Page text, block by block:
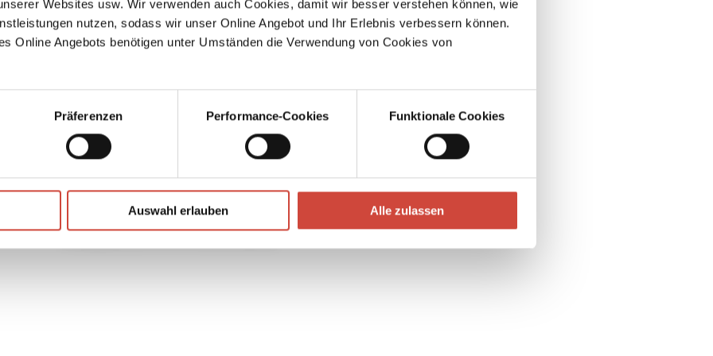
Websites usw. Wir verwenden auch Cookies, damit wir besser verstehen können, wie
nutzen, sodass wir unser Online Angebot und Ihr Erlebnis verbessern können.
Online Angebots benötigen unter Umständen die Verwendung von Cookies von
Präferenzen Performance-Cookies Funktionale Cookies
Auswahl erlauben Alle zulassen
also
life,
Expand all
→Joachim B. Schmidt